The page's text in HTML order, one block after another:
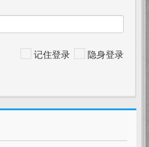
记住登录 隐身登录